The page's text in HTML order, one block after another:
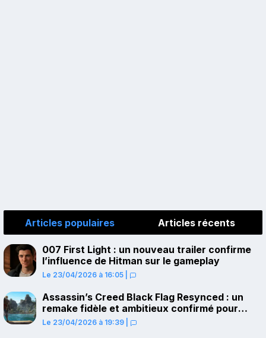
Articles populaires Articles récents
007 First Light : un nouveau trailer confirme
l’influence de Hitman sur le gameplay
Le 23/04/2026 à 16:05
Assassin’s Creed Black Flag Resynced : un
remake fidèle et ambitieux confirmé pour
juillet sur PS5
Le 23/04/2026 à 19:39